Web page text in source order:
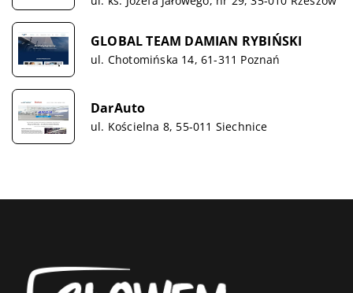
GLOBAL TEAM DAMIAN RYBIŃSKI
ul. Chotomińska 14, 61-311 Poznań
DarAuto
ul. Kościelna 8, 55-011 Siechnice